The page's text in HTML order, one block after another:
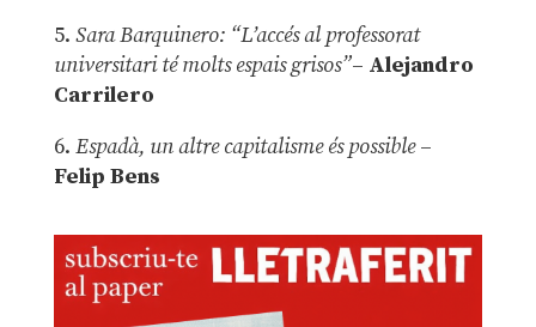
5. Sara Barquinero: “L’accés al professorat
universitari té molts espais grisos”– Alejandro
Carrilero
6. Espadà, un altre capitalisme és possible –
Felip Bens